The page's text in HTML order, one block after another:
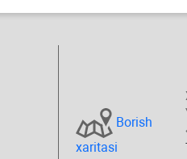
Borish
хaritasi